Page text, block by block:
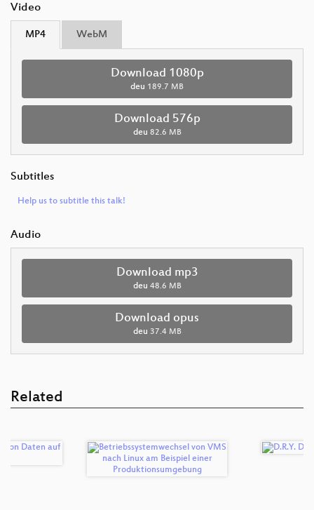
Video
MP4 WebM
Download 1080p
deu 189.7 MB
Download 576p
deu 82.6 MB
Subtitles
Help us to subtitle this talk!
Audio
Download mp3
deu 48.6 MB
Download opus
deu 37.4 MB
Related